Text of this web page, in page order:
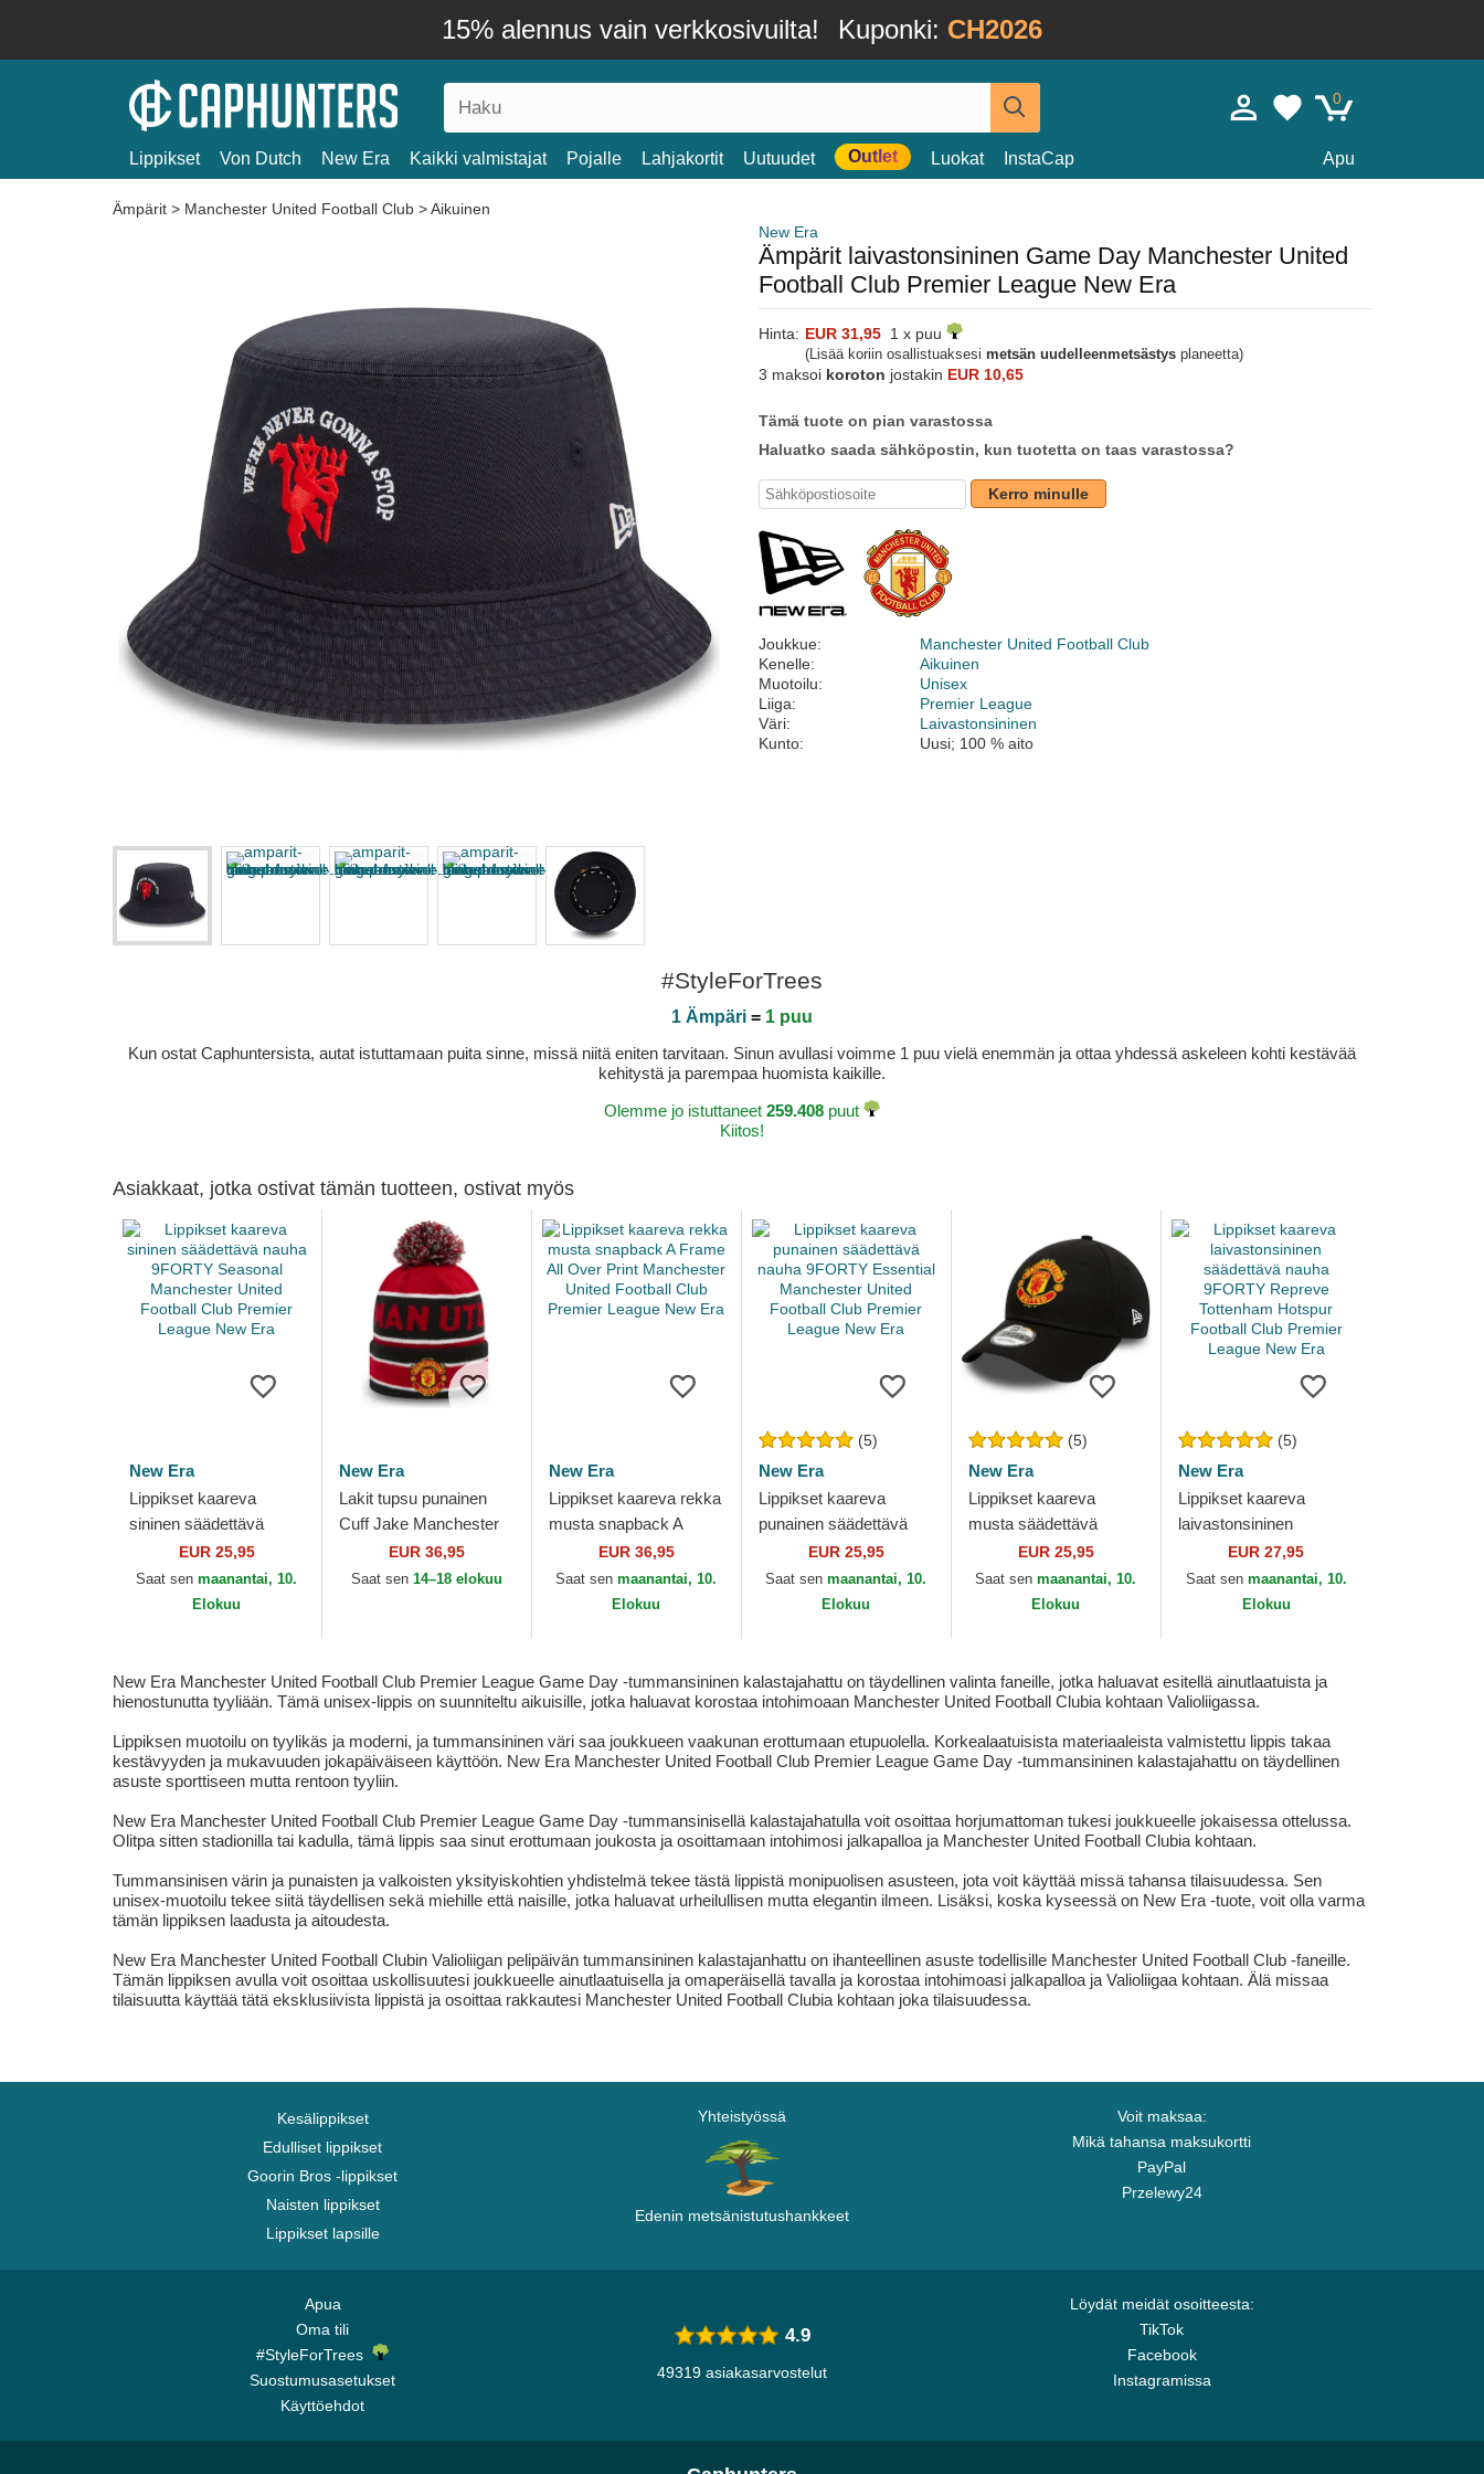
15% alennus vain verkkosivuilta! Kuponki: CH2026
0
Lippikset Von Dutch New Era Kaikki valmistajat Pojalle Lahjakortit Uutuudet Outlet Luokat InstaCap Apu
Ämpärit > Manchester United Football Club >Aikuinen
New Era
Ämpärit laivastonsininen Game Day Manchester United
Football Club Premier League New Era
Hinta: EUR 31,95 1 x puu
(Lisää koriin osallistuaksesi metsän uudelleenmetsästys planeetta)
3 maksoi koroton jostakin EUR 10,65
Tämä tuote on pian varastossa
Haluatko saada sähköpostin, kun tuotetta on taas varastossa?
Kerro minulle
Joukkue:
Manchester United Football Club
Kenelle:
Aikuinen
Muotoilu:
Unisex
Liiga:
Premier League
Väri:
Laivastonsininen
Kunto:
Uusi; 100 % aito
#StyleForTrees
1 Ämpäri = 1 puu
Kun ostat Caphuntersista, autat istuttamaan puita sinne, missä niitä eniten tarvitaan. Sinun avullasi voimme 1 puu vielä enemmän ja ottaa yhdessä askeleen kohti kestävää
kehitystä ja parempaa huomista kaikille.
Olemme jo istuttaneet 259.408 puut
Kiitos!
Asiakkaat, jotka ostivat tämän tuotteen, ostivat myös
New Era
Lippikset kaareva
sininen säädettävä
nauha 9FORTY
Seasonal Manchester
United Football Club...
EUR 25,95
Saat senmaanantai, 10.
Elokuu
New Era
Lakit tupsu punainen
Cuff Jake Manchester
United Football Club
Premier League New
EUR 36,95
Saat sen 14–18 elokuu
New Era
Lippikset kaareva rekka
musta snapback A
Frame All Over Print
Manchester United
Football Club...
EUR 36,95
Saat senmaanantai, 10.
Elokuu
(5)
New Era
Lippikset kaareva
punainen säädettävä
nauha 9FORTY
Essential Manchester
United Football Club...
EUR 25,95
Saat senmaanantai, 10.
Elokuu
(5)
New Era
Lippikset kaareva
musta säädettävä
nauha 9FORTY
Essential Manchester
United Football Club
EUR 25,95
Saat senmaanantai, 10.
Elokuu
(5)
New Era
Lippikset kaareva
laivastonsininen
säädettävä nauha
9FORTY Repreve
Tottenham Hotspur
EUR 27,95
Saat sen maanantai, 10.
Elokuu
New Era Manchester United Football Club Premier League Game Day -tummansininen kalastajahattu on täydellinen valinta faneille, jotka haluavat esitellä ainutlaatuista ja
hienostunutta tyyliään. Tämä unisex-lippis on suunniteltu aikuisille, jotka haluavat korostaa intohimoaan Manchester United Football Clubia kohtaan Valioliigassa.
Lippiksen muotoilu on tyylikäs ja moderni, ja tummansininen väri saa joukkueen vaakunan erottumaan etupuolella. Korkealaatuisista materiaaleista valmistettu lippis takaa
kestävyyden ja mukavuuden jokapäiväiseen käyttöön. New Era Manchester United Football Club Premier League Game Day -tummansininen kalastajahattu on täydellinen
asuste sporttiseen mutta rentoon tyyliin.
New Era Manchester United Football Club Premier League Game Day -tummansinisellä kalastajahatulla voit osoittaa horjumattoman tukesi joukkueelle jokaisessa ottelussa.
Olitpa sitten stadionilla tai kadulla, tämä lippis saa sinut erottumaan joukosta ja osoittamaan intohimosi jalkapalloa ja Manchester United Football Clubia kohtaan.
Tummansinisen värin ja punaisten ja valkoisten yksityiskohtien yhdistelmä tekee tästä lippistä monipuolisen asusteen, jota voit käyttää missä tahansa tilaisuudessa. Sen
unisex-muotoilu tekee siitä täydellisen sekä miehille että naisille, jotka haluavat urheilullisen mutta elegantin ilmeen. Lisäksi, koska kyseessä on New Era -tuote, voit olla varma
tämän lippiksen laadusta ja aitoudesta.
New Era Manchester United Football Clubin Valioliigan pelipäivän tummansininen kalastajanhattu on ihanteellinen asuste todellisille Manchester United Football Club -faneille.
Tämän lippiksen avulla voit osoittaa uskollisuutesi joukkueelle ainutlaatuisella ja omaperäisellä tavalla ja korostaa intohimoasi jalkapalloa ja Valioliigaa kohtaan. Älä missaa
tilaisuutta käyttää tätä eksklusiivista lippistä ja osoittaa rakkautesi Manchester United Football Clubia kohtaan joka tilaisuudessa.
Kesälippikset
Edulliset lippikset
Goorin Bros -lippikset
Naisten lippikset
Lippikset lapsille
Yhteistyössä
Edenin metsänistutushankkeet
Voit maksaa:
Mikä tahansa maksukortti
PayPal
Przelewy24
Apua
Oma tili
#StyleForTrees
Suostumusasetukset
Käyttöehdot
Löydät meidät osoitteesta:
TikTok
Facebook
Instagramissa
4.9
49319 asiakasarvostelut